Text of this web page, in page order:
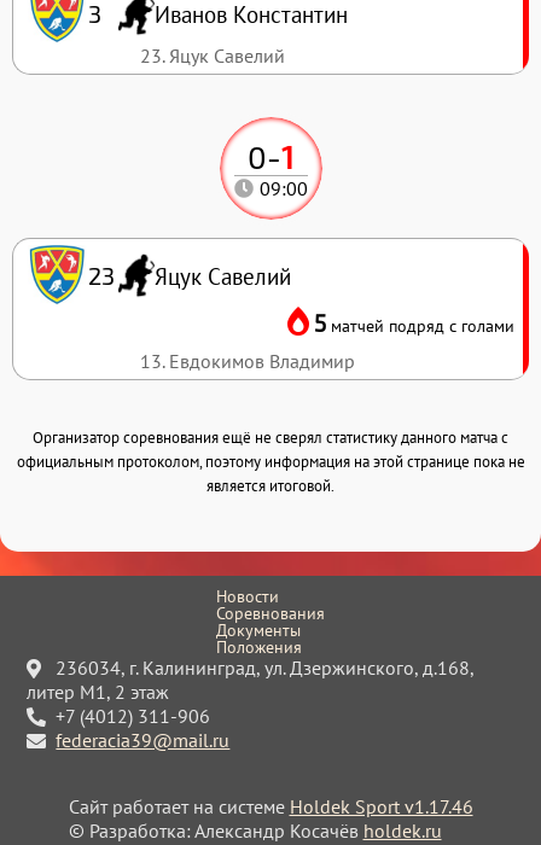
0-1
09:00
23 Яцук Савелий
5 матчей подряд с голами
13. Евдокимов Владимир
3 Иванов Константин
23. Яцук Савелий
Организатор соревнования ещё не сверял статистику данного матча с
официальным протоколом, поэтому информация на этой странице пока не
является итоговой.
Новости
Соревнования
Документы
Положения
236034, г. Калининград, ул. Дзержинского, д.168,
литер М1, 2 этаж
+7 (4012) 311-906
federacia39@mail.ru
Сайт работает на системе Holdek Sport v1.17.46
© Разработка: Александр Косачёв holdek.ru